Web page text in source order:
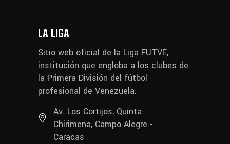
LA LIGA
Sitio web oficial de la Liga FUTVE,
institución que engloba a los clubes de
la Primera División del fútbol
profesional de Venezuela.
Av. Los Cortijos, Quinta
Chirimena, Campo Alegre -
Caracas